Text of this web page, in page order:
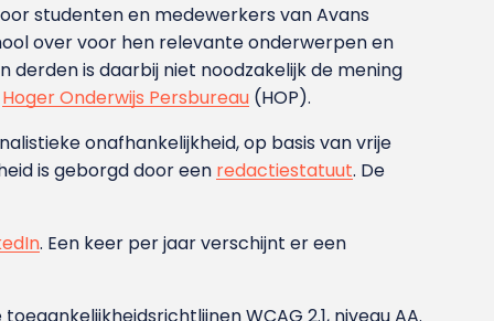
studenten en medewerkers van Avans
over voor hen relevante onderwerpen en
is daarbij niet noodzakelijk de mening
Hoger Onderwijs Persbureau (HOP).
onafhankelijkheid, op basis van vrije
is geborgd door een redactiestatuut. De
. Een keer per jaar verschijnt er een
WCAG 2.1, niveau AA.